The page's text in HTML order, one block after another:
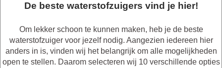
De beste waterstofzuigers vind je hier!
Om lekker schoon te kunnen maken, heb je de beste
waterstofzuiger voor jezelf nodig. Aangezien iedereen hier
anders in is, vinden wij het belangrijk om alle mogelijkheden
open te stellen. Daarom selecteren wij 10 verschillende opties